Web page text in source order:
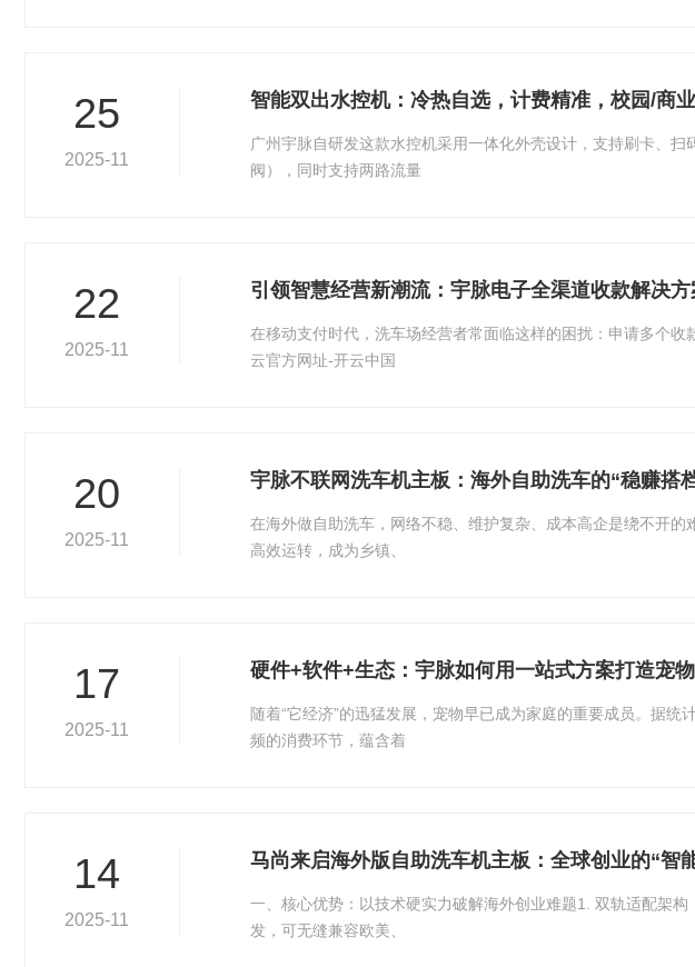
25
2025-11
智能双出水控机：冷热自选，计费精准，校园/商
广州宇脉自研发这款水控机采用一体化外壳设计，支持刷卡、
阀），同时支持两路流量
22
2025-11
引领智慧经营新潮流：宇脉电子全渠道收款解决
在移动支付时代，洗车场经营者常面临这样的困扰：申请多个
云官方网址-开云中国
20
2025-11
宇脉不联网洗车机主板：海外自助洗车的“稳赚搭
在海外做自助洗车，网络不稳、维护复杂、成本高企是绕不开
高效运转，成为乡镇、
17
2025-11
硬件+软件+生态：宇脉如何用一站式方案打造宠
随着“它经济”的迅猛发展，宠物早已成为家庭的重要成员。据
频的消费环节，蕴含着
14
2025-11
马尚来启海外版自助洗车机主板：全球创业的“智
一、核心优势：以技术硬实力破解海外创业难题1. 双轨适配架
发，可无缝兼容欧美、